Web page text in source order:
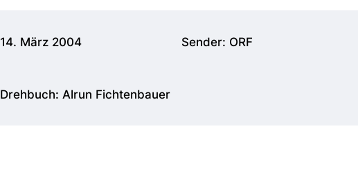
14. März 2004 Sender: ORF
Drehbuch: Alrun Fichtenbauer